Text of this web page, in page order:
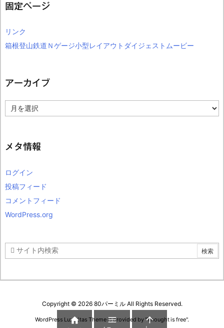
固定ページ
リンク
箱根登山鉄道Ｎゲージ小型レイアウトダイジェストムービー
アーカイブ
ー
ブ
メタ情報
ログイン
投稿フィード
コメントフィード
WordPress.org
Copyright © 2026 80パーミルAll Rights Reserved.
WordPress Luxeritas Theme is provided by "Thought is free".
  